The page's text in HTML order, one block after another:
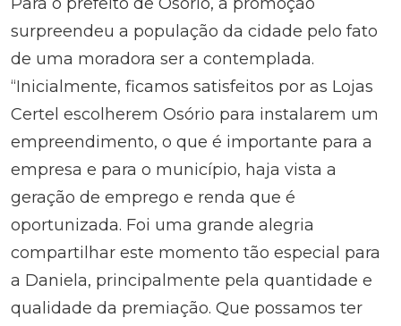
surpreendeu a população da cidade pelo fato
de uma moradora ser a contemplada.
“Inicialmente, ficamos satisfeitos por as Lojas
Certel escolherem Osório para instalarem um
empreendimento, o que é importante para a
empresa e para o município, haja vista a
geração de emprego e renda que é
oportunizada. Foi uma grande alegria
compartilhar este momento tão especial para
a Daniela, principalmente pela quantidade e
qualidade da premiação. Que possamos ter